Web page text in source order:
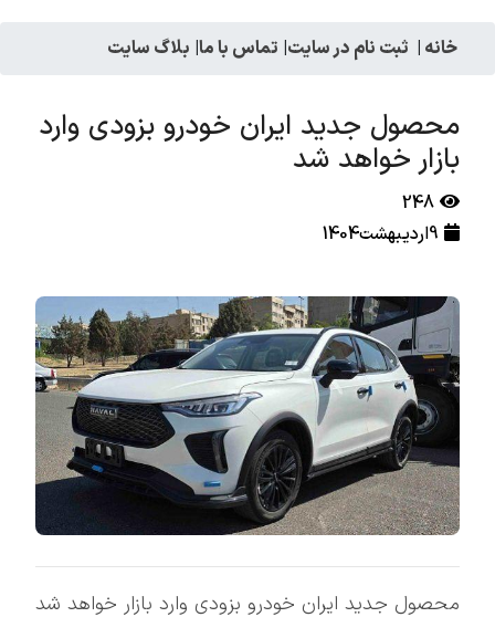
خانه | ثبت نام در سایت| تماس با ما| بلاگ سایت
محصول جدید ایران خودرو بزودی وارد
بازار خواهد شد
248
9اردیبهشت1404
محصول جدید ایران خودرو بزودی وارد بازار خواهد شد